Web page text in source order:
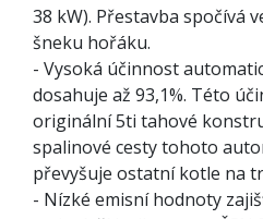
38 kW). Přestavba spočívá
šneku hořáku.
- Vysoká účinnost
dosahuje až 93,1%. Této
originální 5ti tahové
spalinové cesty tohoto
převyšuje ostatní kotle na
- Nízké emisní hodnoty